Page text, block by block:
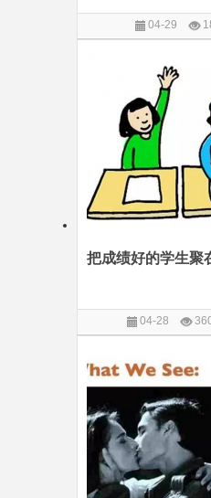
04-29
04-28